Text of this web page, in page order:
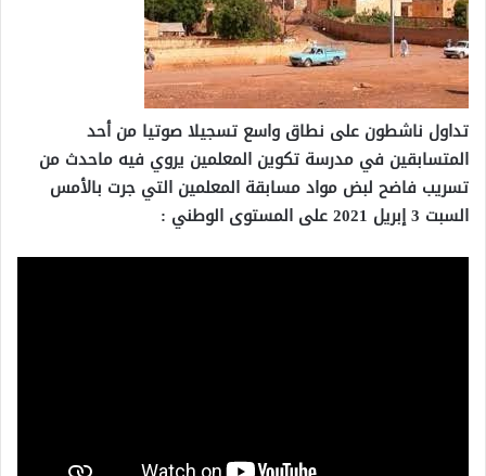
تداول ناشطون على نطاق واسع تسجيلا صوتيا من أحد
المتسابقين في مدرسة تكوين المعلمين يروي فيه ماحدث من
تسريب فاضح لبض مواد مسابقة المعلمين التي جرت بالأمس
السبت 3 إبريل 2021 على المستوى الوطني :